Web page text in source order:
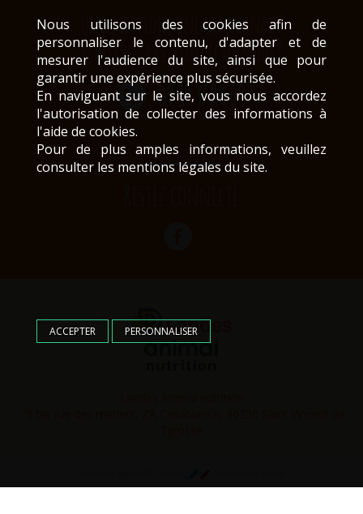
Une question, une commande ?
N’hésitez-pas, contactez nous !
09 83 37 89 69
Nous utilisons des cookies afin de
personnaliser le contenu, d'adapter et de
mesurer l'audience du site, ainsi que pour
garantir une expérience plus sécurisée.
En naviguant sur le site, vous nous accordez
l'autorisation de collecter des informations à
l'aide de cookies.
Pour de plus amples informations, veuillez
consulter les mentions légales du site.
ACCEPTER PERSONNALISER